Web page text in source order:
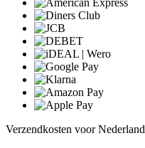
Verzendkosten voor Nederland